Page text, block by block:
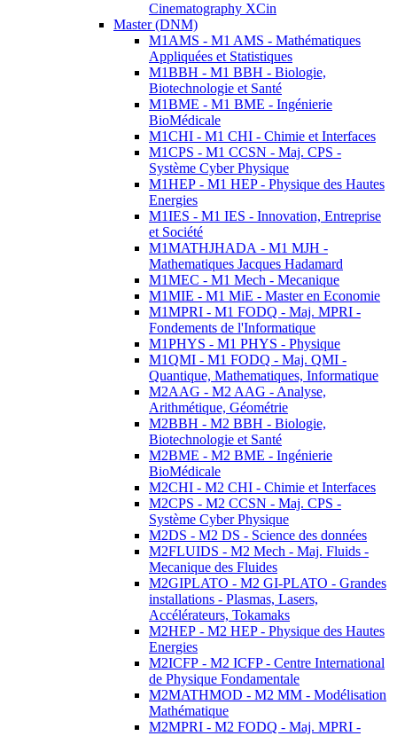
Cinematography XCin
Master (DNM)
M1AMS - M1 AMS - Mathématiques
Appliquées et Statistiques
M1BBH - M1 BBH - Biologie,
Biotechnologie et Santé
M1BME - M1 BME - Ingénierie
BioMédicale
M1CHI - M1 CHI - Chimie et Interfaces
M1CPS - M1 CCSN - Maj. CPS -
Système Cyber Physique
M1HEP - M1 HEP - Physique des Hautes
Energies
M1IES - M1 IES - Innovation, Entreprise
et Société
M1MATHJHADA - M1 MJH -
Mathematiques Jacques Hadamard
M1MEC - M1 Mech - Mecanique
M1MIE - M1 MiE - Master en Economie
M1MPRI - M1 FODQ - Maj. MPRI -
Fondements de l'Informatique
M1PHYS - M1 PHYS - Physique
M1QMI - M1 FODQ - Maj. QMI -
Quantique, Mathematiques, Informatique
M2AAG - M2 AAG - Analyse,
Arithmétique, Géométrie
M2BBH - M2 BBH - Biologie,
Biotechnologie et Santé
M2BME - M2 BME - Ingénierie
BioMédicale
M2CHI - M2 CHI - Chimie et Interfaces
M2CPS - M2 CCSN - Maj. CPS -
Système Cyber Physique
M2DS - M2 DS - Science des données
M2FLUIDS - M2 Mech - Maj. Fluids -
Mecanique des Fluides
M2GIPLATO - M2 GI-PLATO - Grandes
installations - Plasmas, Lasers,
Accélérateurs, Tokamaks
M2HEP - M2 HEP - Physique des Hautes
Energies
M2ICFP - M2 ICFP - Centre International
de Physique Fondamentale
M2MATHMOD - M2 MM - Modélisation
Mathématique
M2MPRI - M2 FODQ - Maj. MPRI -